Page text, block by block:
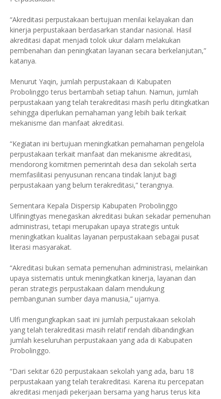
“Akreditasi perpustakaan bertujuan menilai kelayakan dan
kinerja perpustakaan berdasarkan standar nasional. Hasil
akreditasi dapat menjadi tolok ukur dalam melakukan
pembenahan dan peningkatan layanan secara berkelanjutan,”
katanya.
Menurut Yaqin, jumlah perpustakaan di Kabupaten
Probolinggo terus bertambah setiap tahun. Namun, jumlah
perpustakaan yang telah terakreditasi masih perlu ditingkatkan
sehingga diperlukan pemahaman yang lebih baik terkait
mekanisme dan manfaat akreditasi.
“Kegiatan ini bertujuan meningkatkan pemahaman pengelola
perpustakaan terkait manfaat dan mekanisme akreditasi,
mendorong komitmen pemerintah desa dan sekolah serta
memfasilitasi penyusunan rencana tindak lanjut bagi
perpustakaan yang belum terakreditasi,” terangnya.
Sementara Kepala Dispersip Kabupaten Probolinggo
Ulfiningtyas menegaskan akreditasi bukan sekadar pemenuhan
administrasi, tetapi merupakan upaya strategis untuk
meningkatkan kualitas layanan perpustakaan sebagai pusat
literasi masyarakat.
“Akreditasi bukan semata pemenuhan administrasi, melainkan
upaya sistematis untuk meningkatkan kinerja, layanan dan
peran strategis perpustakaan dalam mendukung
pembangunan sumber daya manusia,” ujarnya.
Ulfi mengungkapkan saat ini jumlah perpustakaan sekolah
yang telah terakreditasi masih relatif rendah dibandingkan
jumlah keseluruhan perpustakaan yang ada di Kabupaten
Probolinggo.
“Dari sekitar 620 perpustakaan sekolah yang ada, baru 18
perpustakaan yang telah terakreditasi. Karena itu percepatan
akreditasi menjadi pekerjaan bersama yang harus terus kita